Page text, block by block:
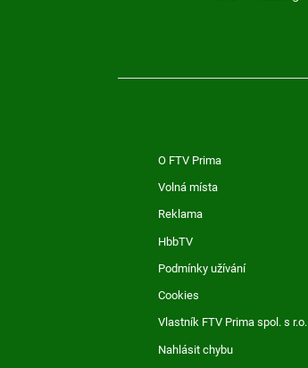
O FTV Prima
Volná místa
Reklama
HbbTV
Podmínky užívání
Cookies
Vlastník FTV Prima spol. s r.o.
Nahlásit chybu